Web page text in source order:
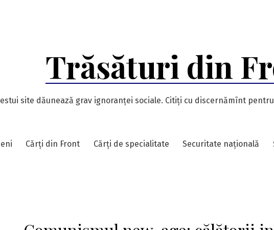
Trăsături din
site dăunează grav ignoranței sociale. Citiți cu discernămînt
Cărți din Front Cărți de specialitate Securitate națională